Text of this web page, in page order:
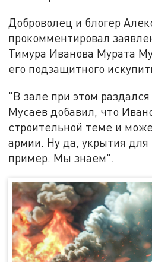
Доброволец и блогер
прокомментировал
Тимура Иванова Мурата
его подзащитного
"В зале при этом
Мусаев добавил, что
строительной теме и
армии. Ну да, укрытия для
пример. Мы знаем".